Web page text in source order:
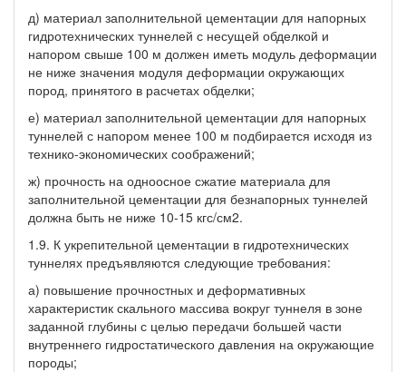
д) материал заполнительной цементации для напорных
гидротехнических туннелей с несущей обделкой и
напором свыше 100 м должен иметь модуль деформации
не ниже значения модуля деформации окружающих
пород, принятого в расчетах обделки;
е) материал заполнительной цементации для напорных
туннелей с напором менее 100 м подбирается исходя из
технико-экономических соображений;
ж) прочность на одноосное сжатие материала для
заполнительной цементации для безнапорных туннелей
должна быть не ниже 10-15 кгс/см2.
1.9. К укрепительной цементации в гидротехнических
туннелях предъявляются следующие требования:
а) повышение прочностных и деформативных
характеристик скального массива вокруг туннеля в зоне
заданной глубины с целью передачи большей части
внутреннего гидростатического давления на окружающие
породы;